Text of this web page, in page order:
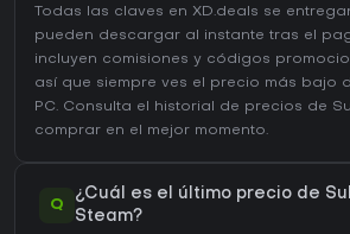
Todas las claves en XD.deals se
pueden descargar al instante tras el
incluyen comisiones y códigos
así que siempre ves el precio más bajo
PC. Consulta el historial de precios de
comprar en el mejor momento.
Q
¿Cuál es el último precio de
Steam?